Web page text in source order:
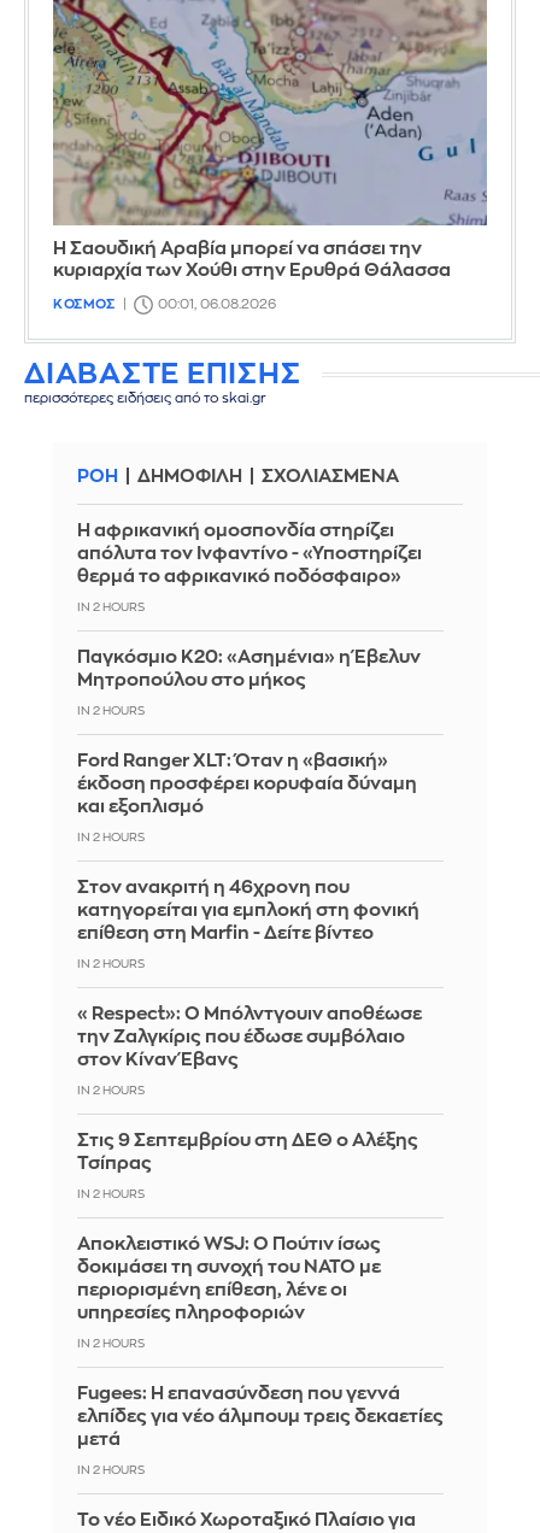
Η Σαουδική Αραβία μπορεί να σπάσει την
κυριαρχία των Χούθι στην Ερυθρά Θάλασσα
ΚΟΣΜΟΣ 00:01, 06.08.2026
ΔΙΑΒΑΣΤΕ ΕΠΙΣΗΣ
περισσότερες ειδήσεις από το skai.gr
ΡΟΗ ΔΗΜΟΦΙΛΗ ΣΧΟΛΙΑΣΜΕΝΑ
Η αφρικανική ομοσπονδία στηρίζει
απόλυτα τον Ινφαντίνο - «Υποστηρίζει
θερμά το αφρικανικό ποδόσφαιρο»
IN 2 HOURS
Παγκόσμιο Κ20: «Ασημένια» η Έβελυν
Μητροπούλου στο μήκος
IN 2 HOURS
Ford Ranger XLT: Όταν η «βασική»
έκδοση προσφέρει κορυφαία δύναμη
και εξοπλισμό
IN 2 HOURS
Στον ανακριτή η 46χρονη που
κατηγορείται για εμπλοκή στη φονική
επίθεση στη Marfin - Δείτε βίντεο
IN 2 HOURS
«Respect»: Ο Μπόλντγουιν αποθέωσε
την Ζαλγκίρις που έδωσε συμβόλαιο
στον Κίναν Έβανς
IN 2 HOURS
Στις 9 Σεπτεμβρίου στη ΔΕΘ ο Αλέξης
Τσίπρας
IN 2 HOURS
Αποκλειστικό WSJ: Ο Πούτιν ίσως
δοκιμάσει τη συνοχή του ΝΑΤΟ με
περιορισμένη επίθεση, λένε οι
υπηρεσίες πληροφοριών
IN 2 HOURS
Fugees: Η επανασύνδεση που γεννά
ελπίδες για νέο άλμπουμ τρεις δεκαετίες
μετά
IN 2 HOURS
Το νέο Ειδικό Χωροταξικό Πλαίσιο για